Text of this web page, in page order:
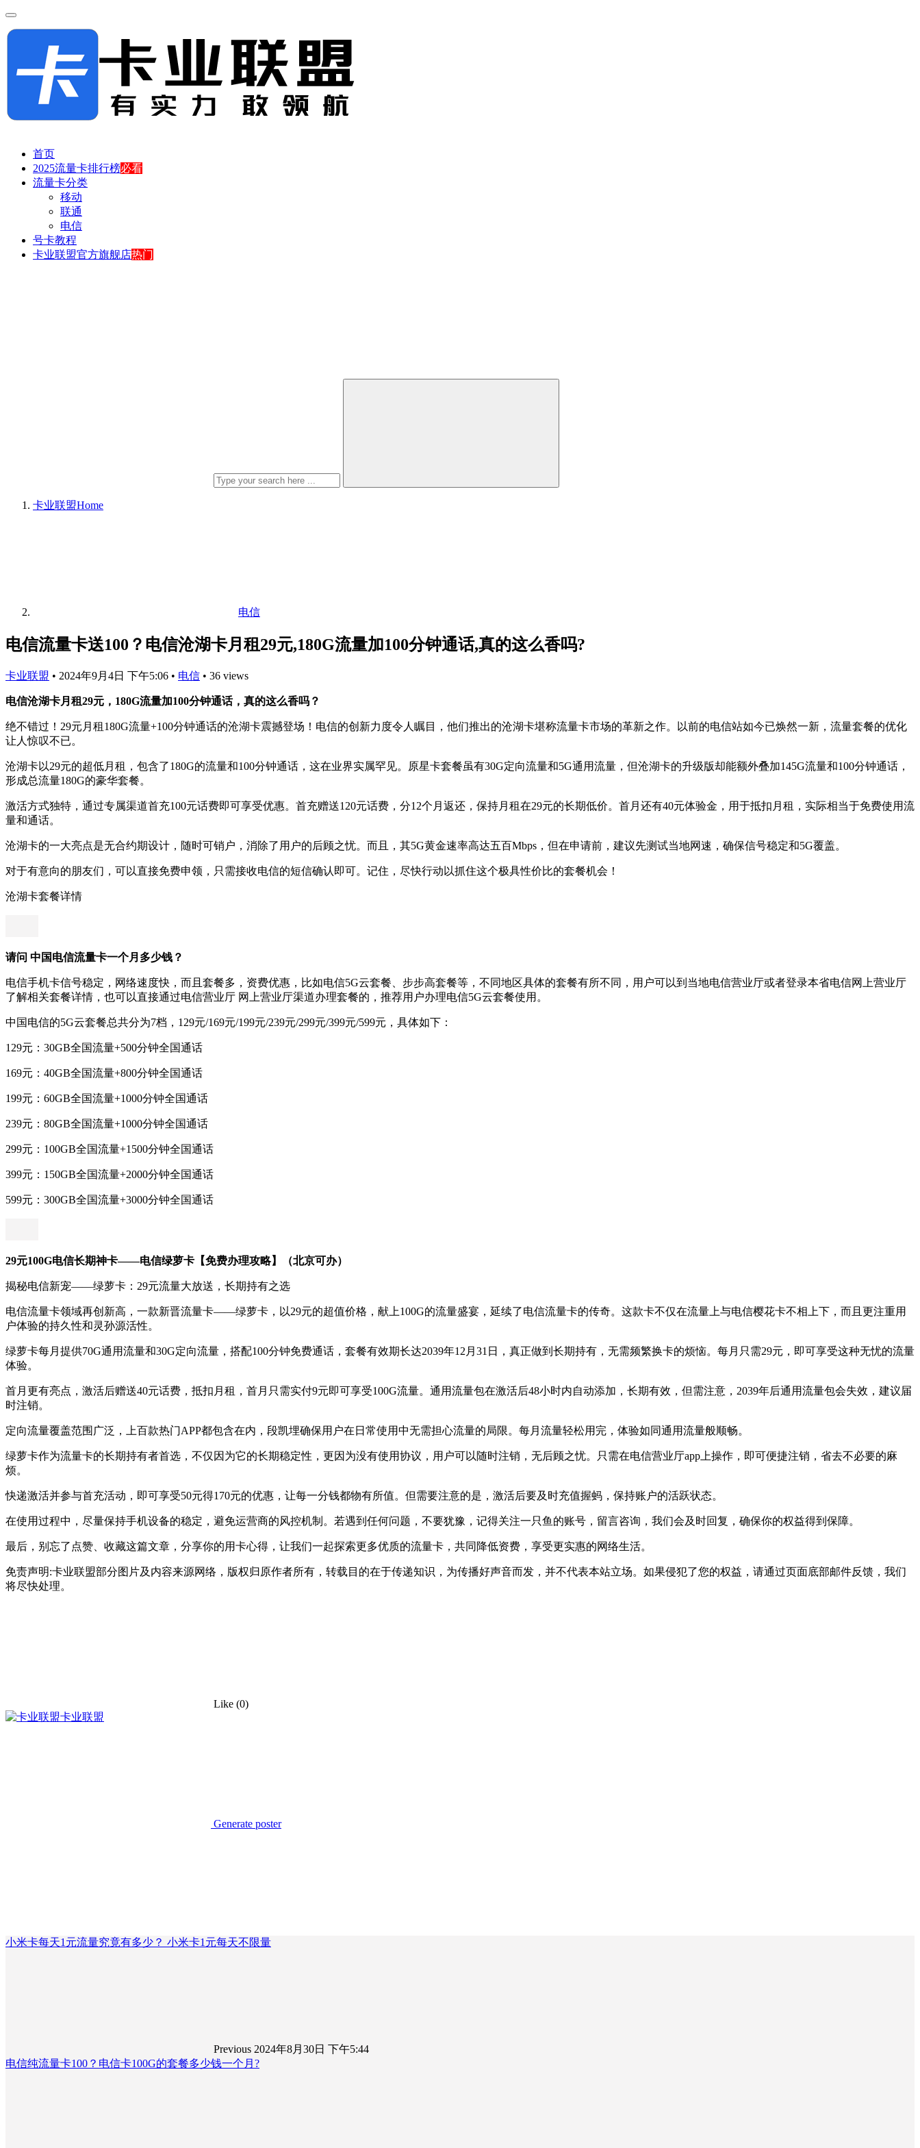
首页
2025流量卡排行榜必看
流量卡分类
移动
联通
电信
号卡教程
卡业联盟官方旗舰店热门
卡业联盟Home
电信
电信流量卡送100？电信沧湖卡月租29元,180G流量加100分钟通话,真的这么香吗?
卡业联盟 • 2024年9月4日 下午5:06 • 电信 • 36 views
电信沧湖卡月租29元，180G流量加100分钟通话，真的这么香吗？
绝不错过！29元月租180G流量+100分钟通话的沧湖卡震撼登场！电信的创新力度令人瞩目，他们推出的沧湖卡堪称流量卡市场的革新之作。以前的电信站如今已焕然一新，流量套餐的优化
让人惊叹不已。
沧湖卡以29元的超低月租，包含了180G的流量和100分钟通话，这在业界实属罕见。原星卡套餐虽有30G定向流量和5G通用流量，但沧湖卡的升级版却能额外叠加145G流量和100分钟通话，
形成总流量180G的豪华套餐。
激活方式独特，通过专属渠道首充100元话费即可享受优惠。首充赠送120元话费，分12个月返还，保持月租在29元的长期低价。首月还有40元体验金，用于抵扣月租，实际相当于免费使用流
量和通话。
沧湖卡的一大亮点是无合约期设计，随时可销户，消除了用户的后顾之忧。而且，其5G黄金速率高达五百Mbps，但在申请前，建议先测试当地网速，确保信号稳定和5G覆盖。
对于有意向的朋友们，可以直接免费申领，只需接收电信的短信确认即可。记住，尽快行动以抓住这个极具性价比的套餐机会！
沧湖卡套餐详情
请问 中国电信流量卡一个月多少钱？
电信手机卡信号稳定，网络速度快，而且套餐多，资费优惠，比如电信5G云套餐、步步高套餐等，不同地区具体的套餐有所不同，用户可以到当地电信营业厅或者登录本省电信网上营业厅
了解相关套餐详情，也可以直接通过电信营业厅 网上营业厅渠道办理套餐的，推荐用户办理电信5G云套餐使用。
中国电信的5G云套餐总共分为7档，129元/169元/199元/239元/299元/399元/599元，具体如下：
129元：30GB全国流量+500分钟全国通话
169元：40GB全国流量+800分钟全国通话
199元：60GB全国流量+1000分钟全国通话
239元：80GB全国流量+1000分钟全国通话
299元：100GB全国流量+1500分钟全国通话
399元：150GB全国流量+2000分钟全国通话
599元：300GB全国流量+3000分钟全国通话
29元100G电信长期神卡——电信绿萝卡【免费办理攻略】（北京可办）
揭秘电信新宠——绿萝卡：29元流量大放送，长期持有之选
电信流量卡领域再创新高，一款新晋流量卡——绿萝卡，以29元的超值价格，献上100G的流量盛宴，延续了电信流量卡的传奇。这款卡不仅在流量上与电信樱花卡不相上下，而且更注重用
户体验的持久性和灵孙源活性。
绿萝卡每月提供70G通用流量和30G定向流量，搭配100分钟免费通话，套餐有效期长达2039年12月31日，真正做到长期持有，无需频繁换卡的烦恼。每月只需29元，即可享受这种无忧的流量
体验。
首月更有亮点，激活后赠送40元话费，抵扣月租，首月只需实付9元即可享受100G流量。通用流量包在激活后48小时内自动添加，长期有效，但需注意，2039年后通用流量包会失效，建议届
时注销。
定向流量覆盖范围广泛，上百款热门APP都包含在内，段凯埋确保用户在日常使用中无需担心流量的局限。每月流量轻松用完，体验如同通用流量般顺畅。
绿萝卡作为流量卡的长期持有者首选，不仅因为它的长期稳定性，更因为没有使用协议，用户可以随时注销，无后顾之忧。只需在电信营业厅app上操作，即可便捷注销，省去不必要的麻
烦。
快递激活并参与首充活动，即可享受50元得170元的优惠，让每一分钱都物有所值。但需要注意的是，激活后要及时充值握蚂，保持账户的活跃状态。
在使用过程中，尽量保持手机设备的稳定，避免运营商的风控机制。若遇到任何问题，不要犹豫，记得关注一只鱼的账号，留言咨询，我们会及时回复，确保你的权益得到保障。
最后，别忘了点赞、收藏这篇文章，分享你的用卡心得，让我们一起探索更多优质的流量卡，共同降低资费，享受更实惠的网络生活。
免责声明:卡业联盟部分图片及内容来源网络，版权归原作者所有，转载目的在于传递知识，为传播好声音而发，并不代表本站立场。如果侵犯了您的权益，请通过页面底部邮件反馈，我们
将尽快处理。
Like (0)
卡业联盟
Generate poster
小米卡每天1元流量究竟有多少？ 小米卡1元每天不限量
Previous 2024年8月30日 下午5:44
电信纯流量卡100？电信卡100G的套餐多少钱一个月?